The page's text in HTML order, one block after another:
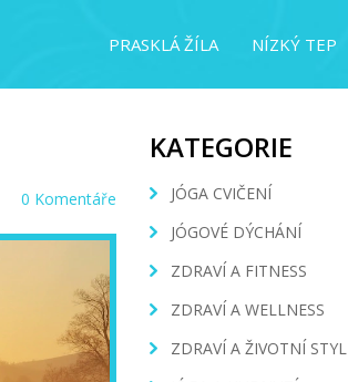
PRASKLÁ ŽÍLA NÍZKÝ TEP
0 Komentáře
KATEGORIE
JÓGA CVIČENÍ
JÓGOVÉ DÝCHÁNÍ
ZDRAVÍ A FITNESS
ZDRAVÍ A WELLNESS
ZDRAVÍ A ŽIVOTNÍ STYL